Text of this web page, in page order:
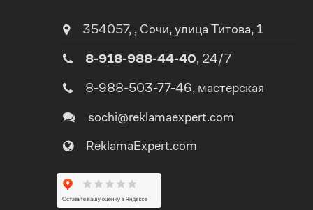
354057, , Сочи, улица Титова, 1
8-918-988-44-40, 24/7
8-988-503-77-46, мастерская
sochi@reklamaexpert.com
ReklamaExpert.com
0
2
4
5
1
3
4